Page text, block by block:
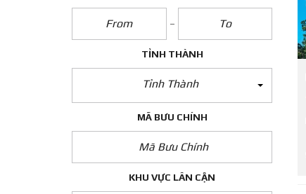
TỈNH THÀNH
Tỉnh Thành
MÃ BƯU CHÍNH
KHU VỰC LÂN CẬN